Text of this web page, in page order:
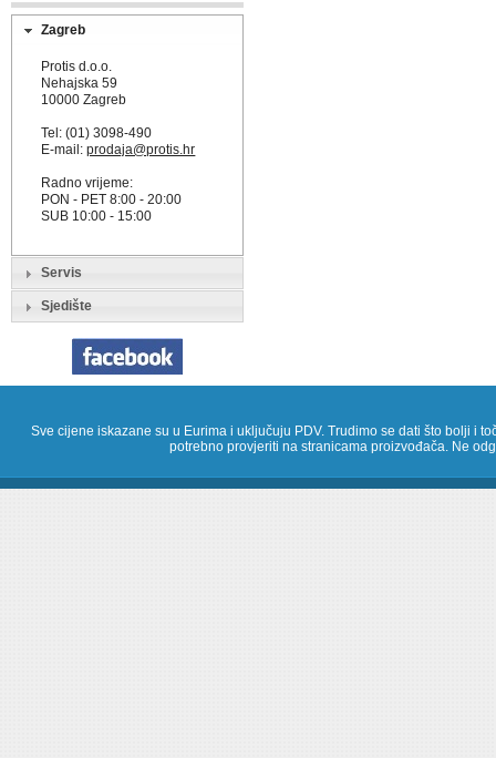
Zagreb
Protis d.o.o.
Nehajska 59
10000 Zagreb
Tel: (01) 3098-490
E-mail:prodaja@protis.hr
Radno vrijeme:
PON - PET 8:00 - 20:00
SUB 10:00 - 15:00
Servis
Sjedište
Sve cijene iskazane su u Eurima i uključuju PDV. Trudimo se dati što bolji i
potrebno provjeriti na stranicama proizvođača. Ne